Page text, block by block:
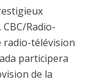
Radio-
radio-télévision
participera
de la